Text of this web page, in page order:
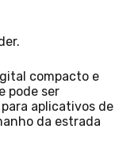
compacto e
pode ser
aplicativos de
da estrada